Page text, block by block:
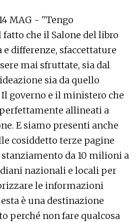
MAG - ''Tengo
che il Salone del libro
differenze, sfaccettature
mai sfruttate, sia dal
sia da quello
governo e il ministero che
allineati a
E siamo presenti anche
cosiddetto terze pagine
da 10 milioni a
nazionali e locali per
le informazioni
è una destinazione
perché non fare qualcosa